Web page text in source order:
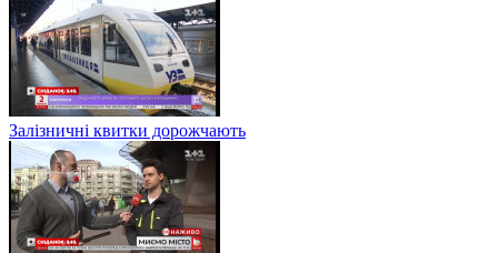
Залізничні квитки дорожчають